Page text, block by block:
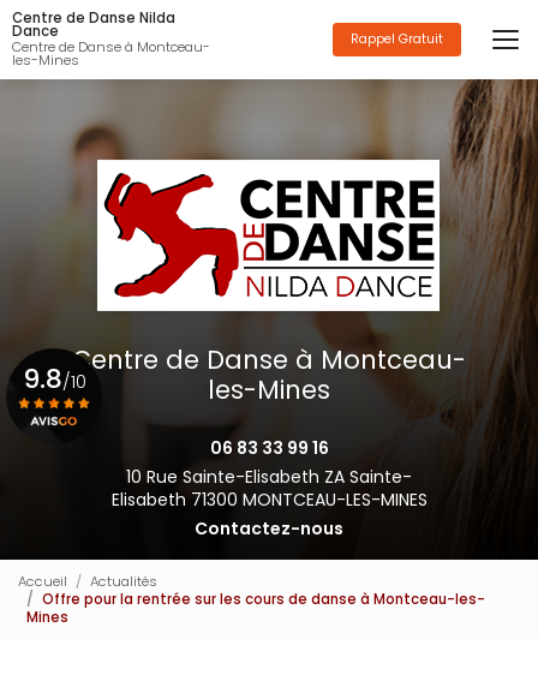
Aller
au
contenu
principal
Centre de Danse Nilda
Dance
Centre de Danse à Montceau-
les-Mines
Rappel Gratuit
Centre de Danse à Montceau-
les-Mines
06 83 33 99 16
10 Rue Sainte-Elisabeth ZA Sainte-
Elisabeth 71300 MONTCEAU-LES-MINES
Contactez-nous
9.8/10
Accueil
Actualités
Offre pour la rentrée sur les cours de danse à Montceau-les-
Mines